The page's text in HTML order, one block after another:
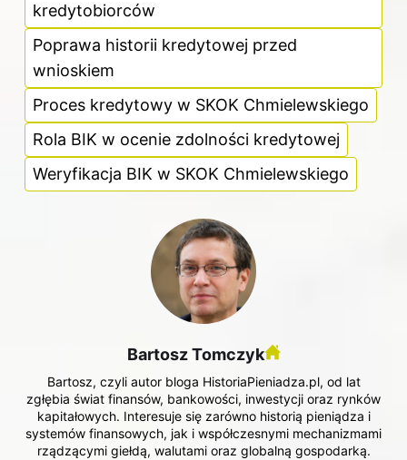
kredytobiorców
Poprawa historii kredytowej przed
wnioskiem
Proces kredytowy w SKOK Chmielewskiego
Rola BIK w ocenie zdolności kredytowej
Weryfikacja BIK w SKOK Chmielewskiego
Bartosz Tomczyk
Bartosz, czyli autor bloga HistoriaPieniadza.pl, od lat
zgłębia świat finansów, bankowości, inwestycji oraz rynków
kapitałowych. Interesuje się zarówno historią pieniądza i
systemów finansowych, jak i współczesnymi mechanizmami
rządzącymi giełdą, walutami oraz globalną gospodarką.